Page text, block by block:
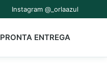
Instagram @_orlaazul
PRONTA ENTREGA